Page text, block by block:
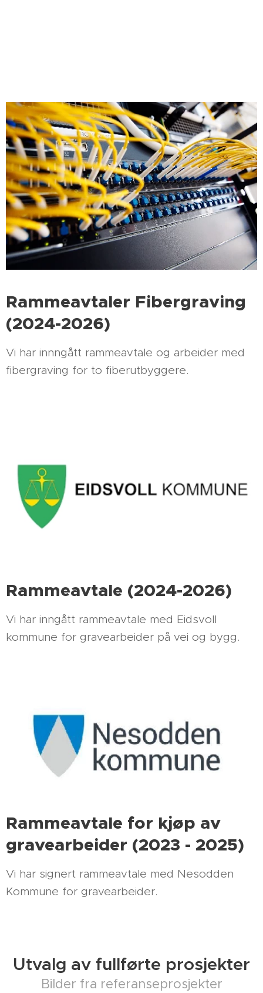
Rammeavtaler Fibergraving
(2024-2026)
Vi har innngått rammeavtale og arbeider med
fibergraving for to fiberutbyggere.
Rammeavtale (2024-2026)
Vi har inngått rammeavtale med Eidsvoll
kommune for gravearbeider på vei og bygg.
Rammeavtale for kjøp av
gravearbeider (2023 - 2025)
Vi har signert rammeavtale med Nesodden
Kommune for gravearbeider.
Utvalg av fullførte prosjekter
Bilder fra referanseprosjekter